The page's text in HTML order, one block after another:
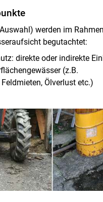
werden im
begutachtet:
direkte oder indirekte
(z.B.
Ölverlust etc.)